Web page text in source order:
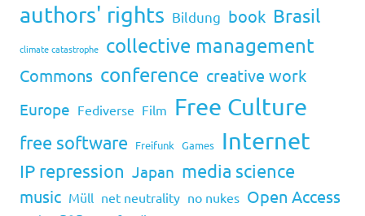
authors' rights Bildung book Brasil
climate catastrophe collective management
Commons conference creative work
Europe Fediverse Film Free Culture
free software Freifunk Games Internet
IP repression Japan media science
music Müll net neutrality no nukes Open Access